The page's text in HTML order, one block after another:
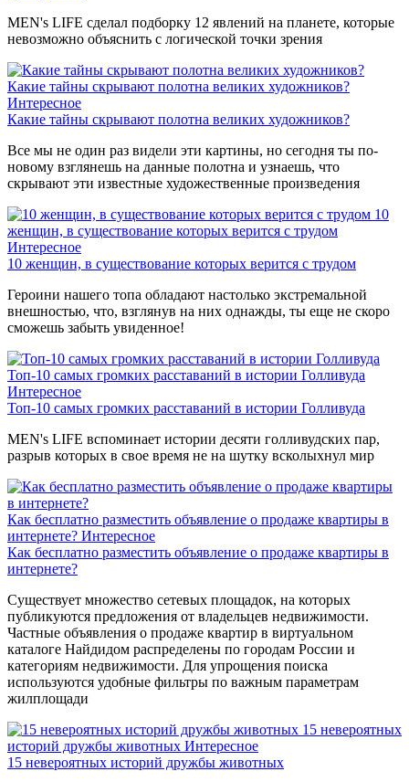
MEN's LIFE сделал подборку 12 явлений на планете, которые
невозможно объяснить с логической точки зрения
Какие тайны скрывают полотна великих художников?
Интересное
Какие тайны скрывают полотна великих художников?
Все мы не один раз видели эти картины, но сегодня ты по-
новому взглянешь на данные полотна и узнаешь, что
скрывают эти известные художественные произведения
10
женщин, в существование которых верится с трудом
Интересное
10 женщин, в существование которых верится с трудом
Героини нашего топа обладают настолько экстремальной
внешностью, что, взглянув на них однажды, ты еще не скоро
сможешь забыть увиденное!
Топ-10 самых громких расставаний в истории Голливуда
Интересное
Топ-10 самых громких расставаний в истории Голливуда
MEN's LIFE вспоминает истории десяти голливудских пар,
разрыв которых в свое время не на шутку всколыхнул мир
Как бесплатно разместить объявление о продаже квартиры в
интернете? Интересное
Как бесплатно разместить объявление о продаже квартиры в
интернете?
Существует множество сетевых площадок, на которых
публикуются предложения от владельцев недвижимости.
Частные объявления о продаже квартир в виртуальном
каталоге Найдидом распределены по городам России и
категориям недвижимости. Для упрощения поиска
используются удобные фильтры по важным параметрам
жилплощади
15 невероятных
историй дружбы животных Интересное
15 невероятных историй дружбы животных